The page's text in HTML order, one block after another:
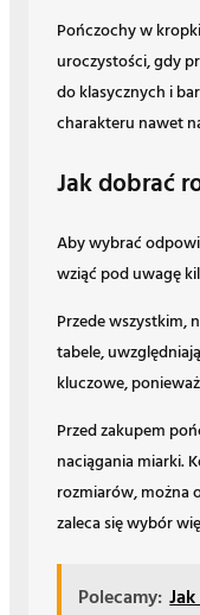
Pończochy w
uroczystości, gdy
do klasycznych i
charakteru nawet
Jak dobrać
Aby wybrać
wziąć pod uwagę
Przede wszystkim,
tabele,
kluczowe,
Przed zakupem
naciągania miarki.
rozmiarów, można
zaleca się wybór
Polecamy: